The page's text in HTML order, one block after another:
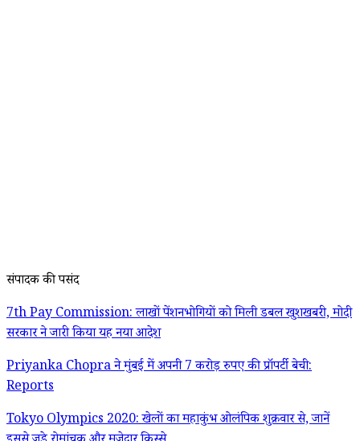
संपादक की पसंद
7th Pay Commission: लाखों पेंशनभोगियों को मिली डबल खुशखबरी, मोदी
सरकार ने जारी किया यह नया आदेश
Priyanka Chopra ने मुंबई में अपनी 7 करोड़ रुपए की प्रॉपर्टी बेची:
Reports
Tokyo Olympics 2020: खेलों का महाकुंभ ओलंपिक शुक्रवार से, जानें